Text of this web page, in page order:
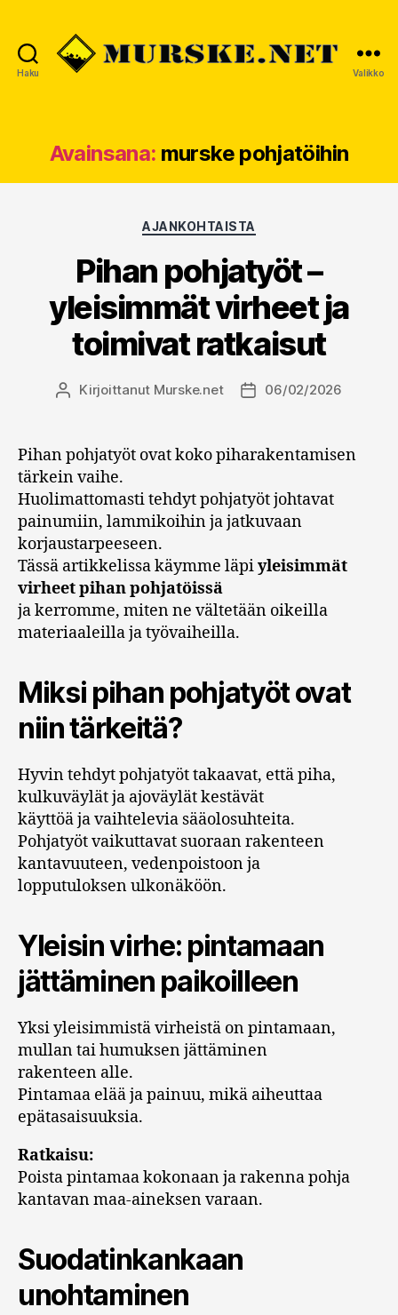
Haku Valikko
Avainsana: murske pohjatöihin
Kategoriat
AJANKOHTAISTA
Pihan pohjatyöt –
yleisimmät virheet ja
toimivat ratkaisut
Kirjoittaja
Kirjoittanut Murske.net Julkaisupäivämäärä
06/02/2026
Pihan pohjatyöt ovat koko piharakentamisen
tärkein vaihe.
Huolimattomasti tehdyt pohjatyöt johtavat
painumiin, lammikoihin ja jatkuvaan
korjaustarpeeseen.
Tässä artikkelissa käymme läpiyleisimmät
virheet pihan pohjatöissä
ja kerromme, miten ne vältetään oikeilla
materiaaleilla ja työvaiheilla.
Miksi pihan pohjatyöt ovat
niin tärkeitä?
Hyvin tehdyt pohjatyöt takaavat, että piha,
kulkuväylät ja ajoväylät kestävät
käyttöä ja vaihtelevia sääolosuhteita.
Pohjatyöt vaikuttavat suoraan rakenteen
kantavuuteen, vedenpoistoon ja
lopputuloksen ulkonäköön.
Yleisin virhe: pintamaan
jättäminen paikoilleen
Yksi yleisimmistä virheistä on pintamaan,
mullan tai humuksen jättäminen
rakenteen alle.
Pintamaa elää ja painuu, mikä aiheuttaa
epätasaisuuksia.
Ratkaisu:
Poista pintamaa kokonaan ja rakenna pohja
kantavan maa-aineksen varaan.
Suodatinkankaan
unohtaminen